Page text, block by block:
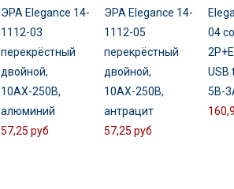
ЭРА Elegance 14-
1112-03
перекрёстный
двойной,
10АХ-250В,
алюминий
57,25 руб
ЭРА Elegance 14-
1112-05
перекрёстный
двойной,
10АХ-250В,
антрацит
57,25 руб
04
USB
5В-